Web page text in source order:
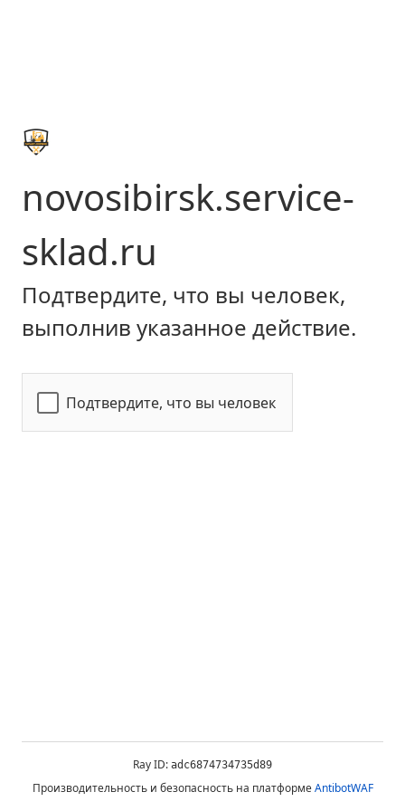
novosibirsk.service-
sklad.ru
Подтвердите, что вы человек,
выполнив указанное действие.
Подтвердите, что вы человек
Ray ID: adc6874734735d89
Производительность и безопасность на платформеAntibotWAF